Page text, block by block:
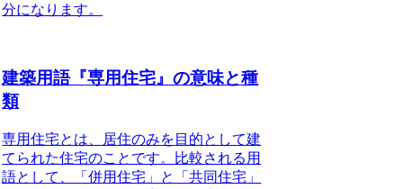
分になります。
建築用語『専用住宅』の意味と種
類
専用住宅とは、居住のみを目的として建
てられた住宅のことです。
比較される用
語として、「併用住宅」と「共同住宅」